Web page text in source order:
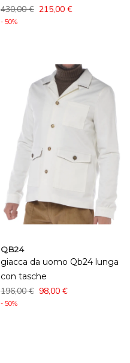
430,00 € 215,00 €
- 50%
QB24
giacca da uomo Qb24 lunga
con tasche
196,00 € 98,00 €
- 50%